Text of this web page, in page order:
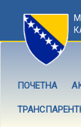
ПОЧЕТНА